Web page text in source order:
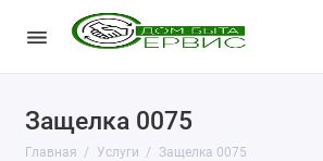
Защелка 0075
Главная Услуги Защелка 0075